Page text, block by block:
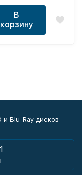
В
корзину
Blu-Ray дисков